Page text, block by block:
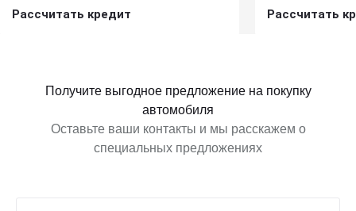
Рассчитать кредит Рассчитать
Получите выгодное предложение на покупку
автомобиля
Оставьте ваши контакты и мы расскажем о
специальных предложениях